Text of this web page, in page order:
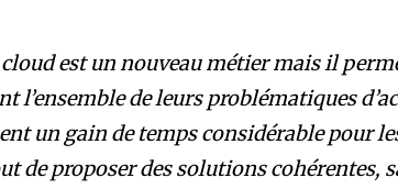
est un nouveau métier mais il
de leurs problématiques
un gain de temps considérable pour
de proposer des solutions cohérentes,